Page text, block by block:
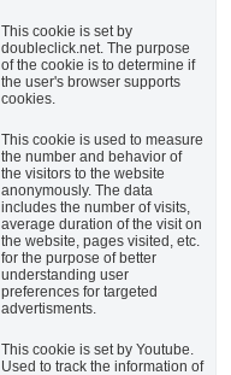
This cookie is set by
doubleclick.net. The purpose
of the cookie is to determine if
the user's browser supports
cookies.
This cookie is used to measure
the number and behavior of
the visitors to the website
anonymously. The data
includes the number of visits,
average duration of the visit on
the website, pages visited, etc.
for the purpose of better
understanding user
preferences for targeted
advertisments.
This cookie is set by Youtube.
Used to track the information of